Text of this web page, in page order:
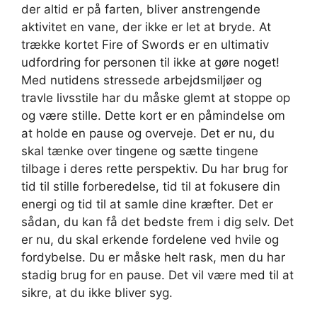
der altid er på farten, bliver anstrengende
aktivitet en vane, der ikke er let at bryde. At
trække kortet Fire of Swords er en ultimativ
udfordring for personen til ikke at gøre noget!
Med nutidens stressede arbejdsmiljøer og
travle livsstile har du måske glemt at stoppe op
og være stille. Dette kort er en påmindelse om
at holde en pause og overveje. Det er nu, du
skal tænke over tingene og sætte tingene
tilbage i deres rette perspektiv. Du har brug for
tid til stille forberedelse, tid til at fokusere din
energi og tid til at samle dine kræfter. Det er
sådan, du kan få det bedste frem i dig selv. Det
er nu, du skal erkende fordelene ved hvile og
fordybelse. Du er måske helt rask, men du har
stadig brug for en pause. Det vil være med til at
sikre, at du ikke bliver syg.